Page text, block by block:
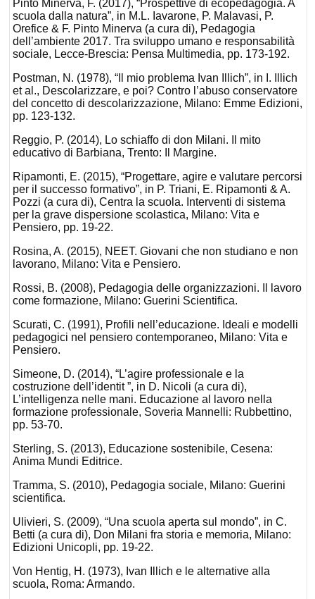
Pinto Minerva, F. (2017), “Prospettive di ecopedagogia. A
scuola dalla natura”, in M.L. Iavarone, P. Malavasi, P.
Orefice & F. Pinto Minerva (a cura di), Pedagogia
dell’ambiente 2017. Tra sviluppo umano e responsabilità
sociale, Lecce-Brescia: Pensa Multimedia, pp. 173-192.
Postman, N. (1978), “Il mio problema Ivan Illich”, in I. Illich
et al., Descolarizzare, e poi? Contro l’abuso conservatore
del concetto di descolarizzazione, Milano: Emme Edizioni,
pp. 123-132.
Reggio, P. (2014), Lo schiaffo di don Milani. Il mito
educativo di Barbiana, Trento: Il Margine.
Ripamonti, E. (2015), “Progettare, agire e valutare percorsi
per il successo formativo”, in P. Triani, E. Ripamonti & A.
Pozzi (a cura di), Centra la scuola. Interventi di sistema
per la grave dispersione scolastica, Milano: Vita e
Pensiero, pp. 19-22.
Rosina, A. (2015), NEET. Giovani che non studiano e non
lavorano, Milano: Vita e Pensiero.
Rossi, B. (2008), Pedagogia delle organizzazioni. Il lavoro
come formazione, Milano: Guerini Scientifica.
Scurati, C. (1991), Profili nell’educazione. Ideali e modelli
pedagogici nel pensiero contemporaneo, Milano: Vita e
Pensiero.
Simeone, D. (2014), “L’agire professionale e la
costruzione dell’identit ”, in D. Nicoli (a cura di),
L’intelligenza nelle mani. Educazione al lavoro nella
formazione professionale, Soveria Mannelli: Rubbettino,
pp. 53-70.
Sterling, S. (2013), Educazione sostenibile, Cesena:
Anima Mundi Editrice.
Tramma, S. (2010), Pedagogia sociale, Milano: Guerini
scientifica.
Ulivieri, S. (2009), “Una scuola aperta sul mondo”, in C.
Betti (a cura di), Don Milani fra storia e memoria, Milano:
Edizioni Unicopli, pp. 19-22.
Von Hentig, H. (1973), Ivan Illich e le alternative alla
scuola, Roma: Armando.